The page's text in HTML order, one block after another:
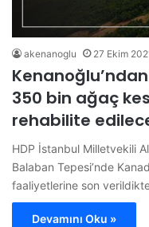
akenanoglu 27 Ekim
Kenanoğlu’ndan
350 bin ağaç
rehabilite
HDP İstanbul Milletvekili
Balaban Tepesi’nde
faaliyetlerine son
Devamını Oku »